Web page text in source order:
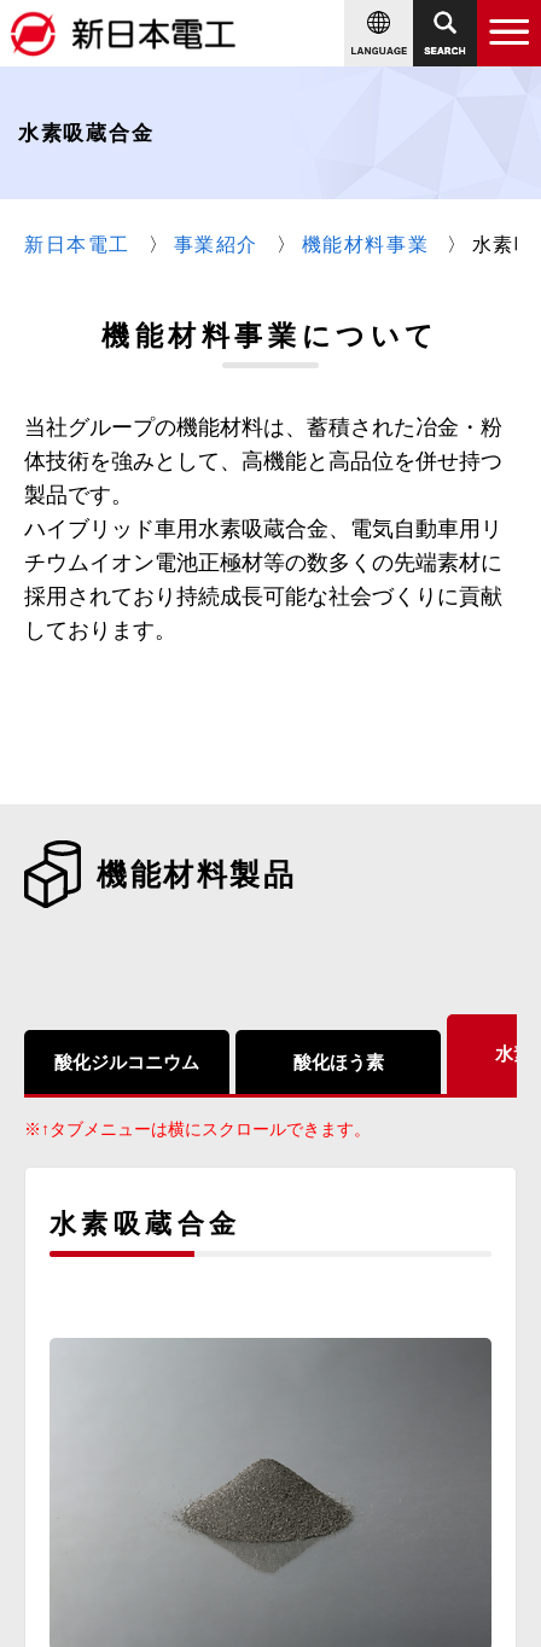
水素吸蔵合金
新日本電工 事業紹介 機能材料事業 水素吸
機能材料事業について
当社グループの機能材料は、蓄積された冶金・粉
体技術を強みとして、高機能と高品位を併せ持つ
製品です。
ハイブリッド車用水素吸蔵合金、電気自動車用リ
チウムイオン電池正極材等の数多くの先端素材に
採用されており持続成長可能な社会づくりに貢献
しております。
機能材料製品
酸化ジルコニウム 酸化ほう素 水素
※↑タブメニューは横にスクロールできます。
水素吸蔵合金